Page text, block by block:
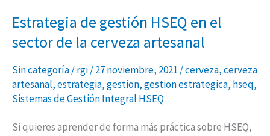
Estrategia de gestión HSEQ en el
sector de la cerveza artesanal
Sin categoría/rgi/27 noviembre, 2021/cerveza,cerveza
artesanal,estrategia,gestion,gestion estrategica, hseq,
Sistemas de Gestión Integral HSEQ
Si quieres aprender de forma más práctica sobre HSEQ,